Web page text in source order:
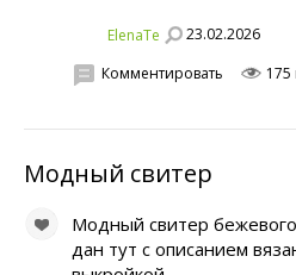
ElenaTe 23.02.2026
Комментировать
Модный свитер
Модный свитер
дан тут с описанием